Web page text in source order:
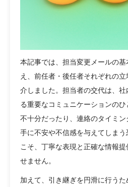
本記事では、担当変更メールの
え、前任者・後任者それぞれの
介しました。担当者の交代は、
る重要なコミュニケーションの
不十分だったり、連絡のタイミ
手に不安や不信感を与えてしま
こそ、丁寧な表現と正確な情報
せません。
加えて、引き継ぎを円滑に行う